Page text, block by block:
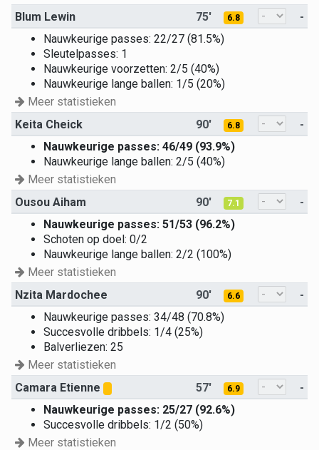
Blum Lewin
75' 6.8
-
Nauwkeurige passes: 22/27 (81.5%)
Sleutelpasses: 1
Nauwkeurige voorzetten: 2/5 (40%)
Nauwkeurige lange ballen: 1/5 (20%)
Meer statistieken
Keita Cheick
90' 6.8
-
Nauwkeurige passes: 46/49 (93.9%)
Nauwkeurige lange ballen: 2/5 (40%)
Meer statistieken
Ousou Aiham
90' 7.1
-
Nauwkeurige passes: 51/53 (96.2%)
Schoten op doel: 0/2
Nauwkeurige lange ballen: 2/2 (100%)
Meer statistieken
Nzita Mardochee
90' 6.6
-
Nauwkeurige passes: 34/48 (70.8%)
Succesvolle dribbels: 1/4 (25%)
Balverliezen: 25
Meer statistieken
Camara Etienne
57' 6.9
-
Nauwkeurige passes: 25/27 (92.6%)
Succesvolle dribbels: 1/2 (50%)
Meer statistieken